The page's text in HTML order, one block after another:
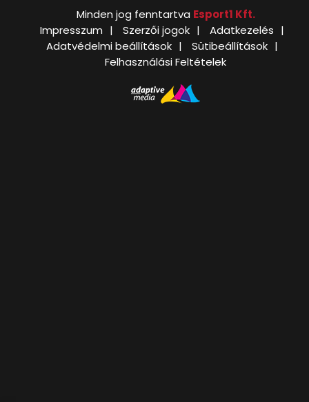
Minden jog fenntartva Esport1 Kft.
Impresszum
Szerzői jogok
Adatkezelés
Adatvédelmi beállítások
Sütibeállítások
Felhasználási Feltételek